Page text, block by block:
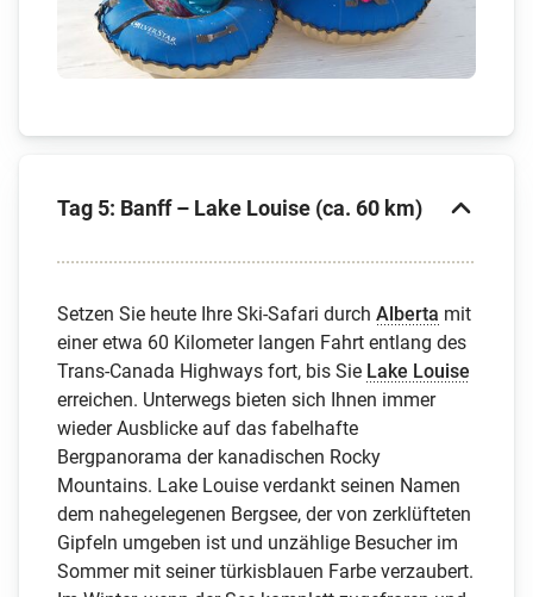
Tag 5: Banff – Lake Louise (ca. 60 km)
Setzen Sie heute Ihre Ski-Safari durch Alberta mit
einer etwa 60 Kilometer langen Fahrt entlang des
Trans-Canada Highways fort, bis Sie Lake Louise
erreichen. Unterwegs bieten sich Ihnen immer
wieder Ausblicke auf das fabelhafte
Bergpanorama der kanadischen Rocky
Mountains. Lake Louise verdankt seinen Namen
dem nahegelegenen Bergsee, der von zerklüfteten
Gipfeln umgeben ist und unzählige Besucher im
Sommer mit seiner türkisblauen Farbe verzaubert.